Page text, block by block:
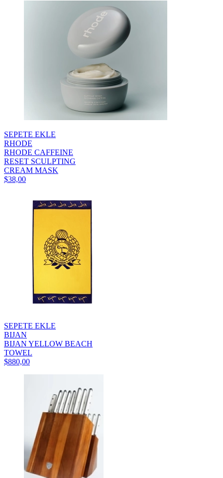
SEPETE EKLE
RHODE
RHODE CAFFEINE
RESET SCULPTING
CREAM MASK
$38,00
SEPETE EKLE
BIJAN
BIJAN YELLOW BEACH
TOWEL
$880,00